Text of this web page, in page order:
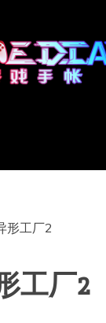
形工厂2
工厂2